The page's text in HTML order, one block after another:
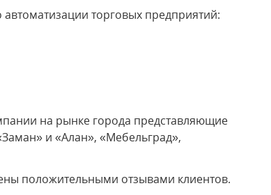
торговых предприятий:
на рынке города представляющие
и «Алан», «Мебельград»,
положительными отзывами клиентов.